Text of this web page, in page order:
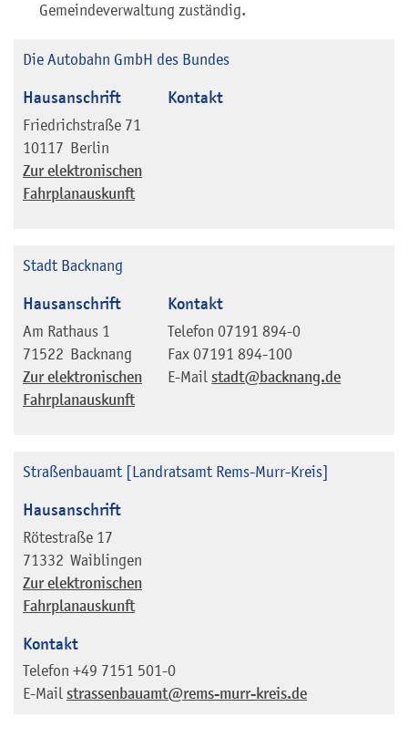
Gemeindeverwaltung zuständig.
Die Autobahn GmbH des Bundes
Hausanschrift
Friedrichstraße 71
10117 Berlin
Zur elektronischen
Fahrplanauskunft
Kontakt
Stadt Backnang
Hausanschrift
Am Rathaus 1
71522 Backnang
Zur elektronischen
Fahrplanauskunft
Kontakt
Telefon 07191 894-0
Fax 07191 894-100
E-Mail stadt@backnang.de
Straßenbauamt [Landratsamt Rems-Murr-Kreis]
Hausanschrift
Rötestraße 17
71332 Waiblingen
Zur elektronischen
Fahrplanauskunft
Kontakt
Telefon +49 7151 501-0
E-Mail strassenbauamt@rems-murr-kreis.de